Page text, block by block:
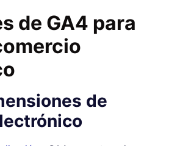
de GA4 para
de